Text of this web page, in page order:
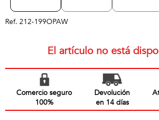
Ref. 212-199OPAW
El artículo no está
Comercio seguro
100%
Devolución
en 14 días